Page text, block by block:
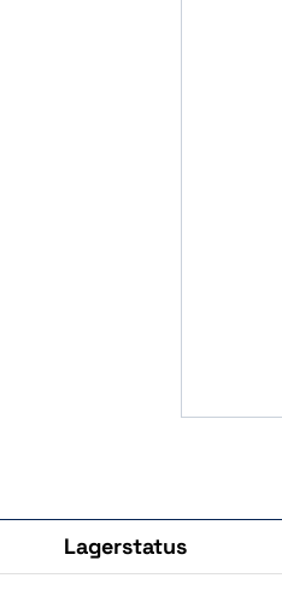
Lagerstatus